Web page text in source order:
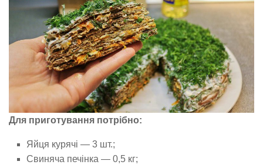
Для приготування потрібно:
Яйця курячі — 3 шт.;
Свиняча печінка — 0,5 кг;